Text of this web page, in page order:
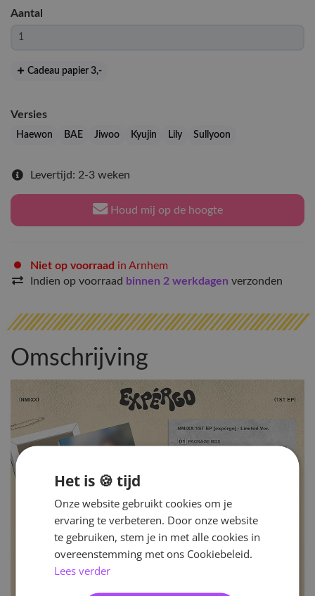
Aantal
Cadeau papier 3,-
Versies
Haewon BAE Jiwoo Kyujin Lily Sullyoon
Levertijd: 2-3 weken
Houd mij op de hoogte
Niet op voorraad in Arnhem
Indien op voorraad binnen 2 werkdagen verzonden
Omschrijving
Het is 🍪 tijd
Onze website gebruikt cookies om je
ervaring te verbeteren. Door onze website
te gebruiken, stem je in met alle cookies in
overeenstemming met ons Cookiebeleid.
Lees verder